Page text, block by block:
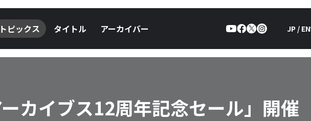
トピックス タイトル アーカイバー JP / EN
ーカイブス12周年記念セール」開催